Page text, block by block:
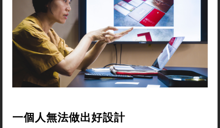
一個人無法做出好設計